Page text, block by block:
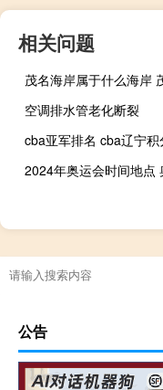
相关问题
空调排水管老化断裂
公告